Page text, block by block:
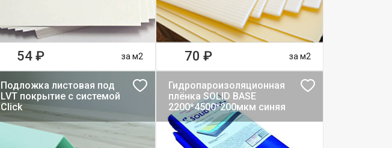
54 ₽ за м2 70 ₽ за м2
Подложка листовая под
LVT покрытие с системой
Click
Гидропароизоляционная
плёнка SOLID BASE
2200*4500*200мкм синяя